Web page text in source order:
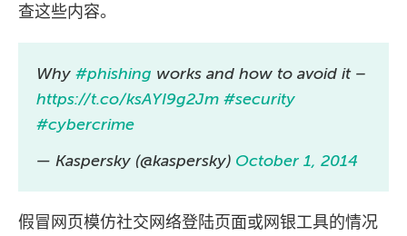
查这些内容。
Why #phishing works and how to avoid it –
https://t.co/ksAYI9g2Jm #security
#cybercrime
— Kaspersky (@kaspersky) October 1, 2014
假冒网页模仿社交网络登陆页面或网银工具的情况